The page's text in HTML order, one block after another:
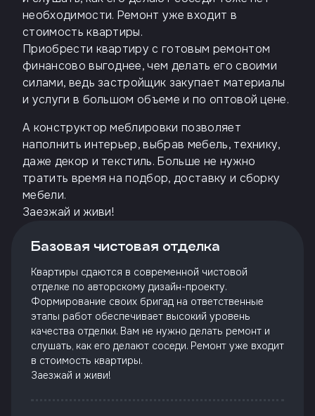
необходимости. Ремонт уже входит в
стоимость квартиры.
Приобрести квартиру с готовым ремонтом
финансово выгоднее, чем делать его своими
силами, ведь застройщик закупает материалы
и услуги в большом объеме и по оптовой цене.
А конструктор меблировки позволяет
наполнить интерьер, выбрав мебель, технику,
даже декор и текстиль. Больше не нужно
тратить время на подбор, доставку и сборку
мебели.
Заезжай и живи!
Базовая чистовая отделка
Квартиры сдаются в современной чистовой
отделке по авторскому дизайн-проекту.
Формирование своих бригад на ответственные
этапы работ обеспечивает высокий уровень
качества отделки. Вам не нужно делать ремонт и
слушать, как его делают соседи. Ремонт уже входит
в стоимость квартиры.
Заезжай и живи!